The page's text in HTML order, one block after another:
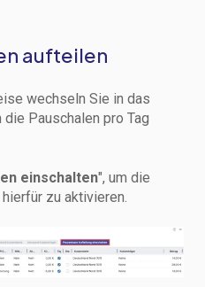
aufteilen
wechseln Sie in das
die Pauschalen pro Tag
einschalten", um die
zu aktivieren.